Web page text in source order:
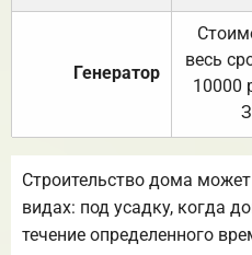
Генератор
весь
10000
Строительство дома
видах: под усадку, когда
течение определенного